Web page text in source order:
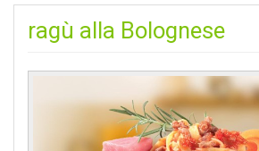
ragù alla Bolognese